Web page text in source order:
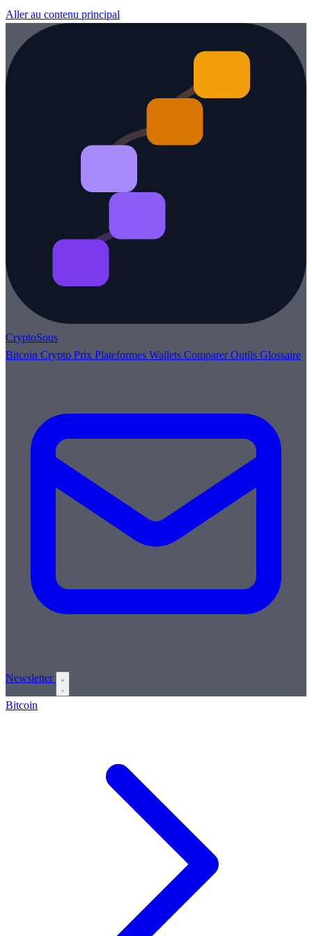
Aller au contenu principal
CryptoSous
Bitcoin Crypto Prix Plateformes Wallets ComparerOutils Glossaire
Newsletter
Bitcoin